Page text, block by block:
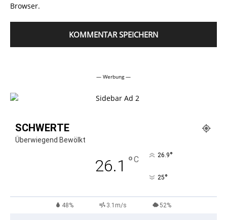
Browser.
— Werbung —
SCHWERTE
Überwiegend Bewölkt
26.1 °C 26.9°
25°
48% 3.1m/s 52%